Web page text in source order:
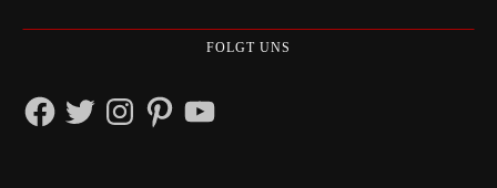
FOLGT UNS
FacebookTwitterInstagramPinterestYouTube